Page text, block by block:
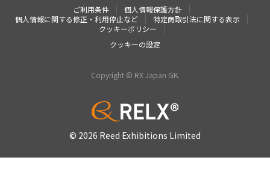
ご利用条件
個人情報保護方針
個人情報に関する修正・利用停止など
特定商取引法に関する表示
クッキーポリシー
クッキーの設定
Copyright © RX Japan GK.
© 2026 Reed Exhibitions Limited